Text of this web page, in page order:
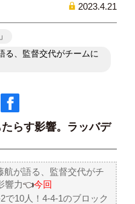
2023.4.21
る、監督交代がチームに
たらす影響。ラッバデ
航が語る、監督交代がチ
響力​👈今回
2で10人！4-4-1のブロック